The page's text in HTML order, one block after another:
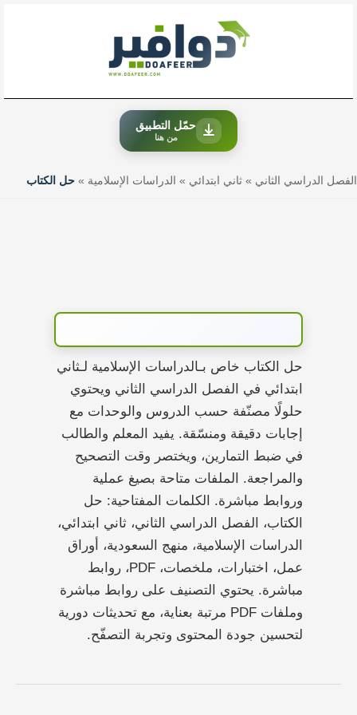
حمّل التطبيق
من هنا
الفصل الدراسي الثاني » ثاني ابتدائي » الدراسات الإسلامية » حل الكتاب
حل الكتاب خاص بـالدراسات الإسلامية لـثاني
ابتدائي في الفصل الدراسي الثاني ويحتوي
حلولًا مصنّفة حسب الدروس والوحدات مع
إجابات دقيقة ومنسّقة. يفيد المعلم والطالب
في ضبط التمارين، ويختصر وقت التصحيح
والمراجعة. الملفات متاحة بصيغ عملية
وروابط مباشرة. الكلمات المفتاحية: حل
الكتاب، الفصل الدراسي الثاني، ثاني ابتدائي،
الدراسات الإسلامية، منهج السعودية، أوراق
عمل، اختبارات، ملخصات، PDF، روابط
مباشرة. يحتوي التصنيف على روابط مباشرة
وملفات PDF مرتبة بعناية، مع تحديثات دورية
لتحسين جودة المحتوى وتجربة التصفّح.